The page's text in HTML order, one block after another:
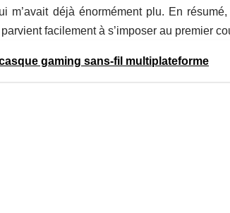
m’avait déjà énormément plu. En
parvient facilement à s’imposer au premier
gaming sans-fil multiplateforme